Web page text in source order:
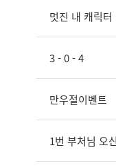
멋진 내 캐릭터
3 - 0 - 4
만우절이벤트
1번 부처님 오